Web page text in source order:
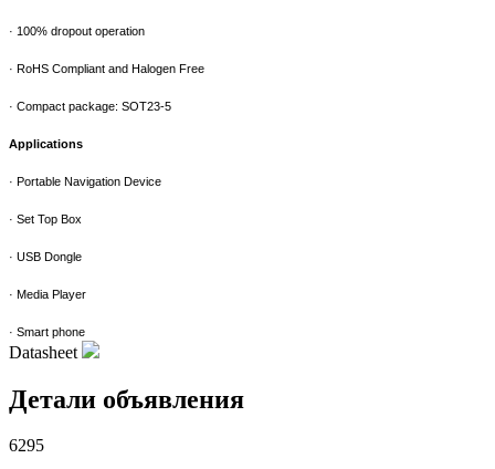
· 100% dropout operation
· RoHS Compliant and Halogen Free
· Compact package: SOT23-5
Applications
· Portable Navigation Device
· Set Top Box
· USB Dongle
· Media Player
· Smart phone
Datasheet
Детали объявления
6295